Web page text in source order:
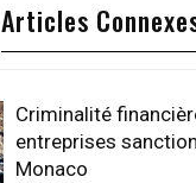
Articles
Criminalité
entreprises
Monaco